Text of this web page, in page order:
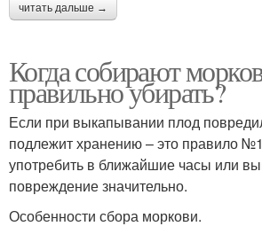
читать дальше →
Когда собирают
правильно убирать?
Если при выкапывании плод
подлежит хранению – это правило
употребить в ближайшие часы или
повреждение значительно.
Особенности сбора моркови.